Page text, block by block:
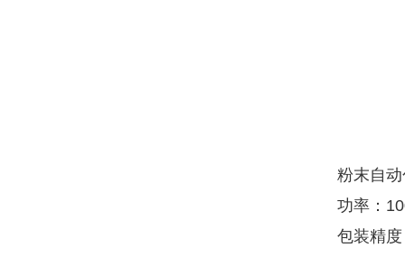
粉末自
功率：
包装精